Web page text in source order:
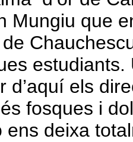
Mungiu que
estudiants.
d’aquí els
fosques i
ens deixa